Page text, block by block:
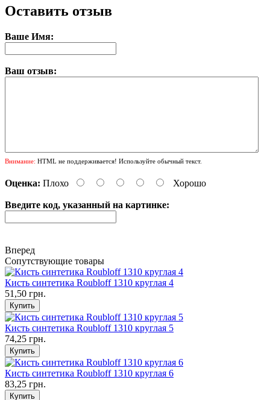
Оставить отзыв
Ваше Имя:
Ваш отзыв:
Внимание: HTML не поддерживается! Используйте обычный текст.
Оценка: Плохо Хорошо
Введите код, указанный на картинке:
Вперед
Сопутствующие товары
Кисть синтетика Roubloff 1310 круглая 4
51,50 грн.
Кисть синтетика Roubloff 1310 круглая 5
74,25 грн.
Кисть синтетика Roubloff 1310 круглая 6
83,25 грн.